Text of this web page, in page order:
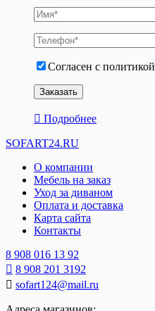
Согласен с политикой
Подробнее
SOFART24.RU
О компании
Мебель на заказ
Уход за диваном
Оплата и доставка
Карта сайта
Контакты
8 908 016 13 92
8 908 201 3192
sofart124@mail.ru